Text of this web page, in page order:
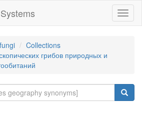
Collections
грибов природных и